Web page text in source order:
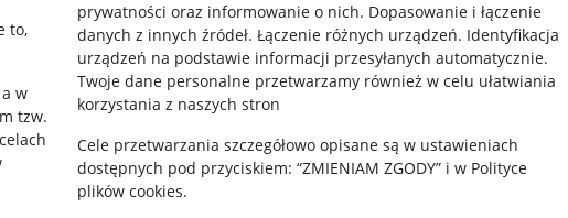
to,
w
tzw.
prywatności oraz informowanie o nich. Dopasowanie i łączenie
danych z innych źródeł. Łączenie różnych urządzeń. Identyfikacja
urządzeń na podstawie informacji przesyłanych automatycznie.
Twoje dane personalne przetwarzamy również w celu ułatwiania
korzystania z naszych stron
Cele przetwarzania szczegółowo opisane są w ustawieniach
dostępnych pod przyciskiem: “ZMIENIAM ZGODY” i w Polityce
plików cookies.
"cookies"
"cookies"
Pobierz aplikację